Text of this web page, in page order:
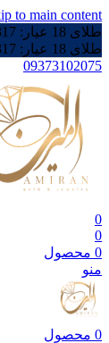
to main content
طلای 18 عیار:
طلای 18 عیار:
09373102075
0
0
0 محصول
منو
0 محصول